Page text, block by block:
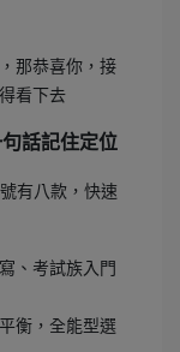
那恭喜你，接
看下去
話記住定位
有八款，快速
、考試族入門
衡，全能型選